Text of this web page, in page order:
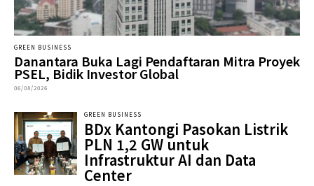
GREEN BUSINESS
Danantara Buka Lagi Pendaftaran Mitra Proyek
PSEL, Bidik Investor Global
06/08/2026
GREEN BUSINESS
BDx Kantongi Pasokan Listrik
PLN 1,2 GW untuk
Infrastruktur AI dan Data
Center